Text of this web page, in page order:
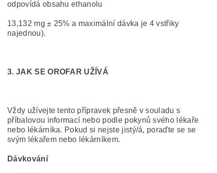
odpovídá obsahu ethanolu
13,132 mg ± 25% a maximální dávka je 4 vstřiky
najednou).
3. JAK SE OROFAR UŽÍVÁ
Vždy užívejte tento přípravek přesně v souladu s
příbalovou informací nebo podle pokynů svého lékaře
nebo lékárníka. Pokud si nejste jistý/á, poraďte se se
svým lékařem nebo lékárníkem.
Dávkování